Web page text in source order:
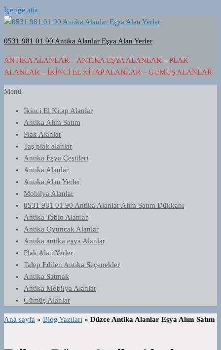
İçeriğe atla
0531 981 01 90 Antika Alanlar Eşya Alan Yerler
ANTIKA ALANLAR – ANTIKA EŞYA ALANLAR – PLAK
ALANLAR – İKINCI EL KITAP ALANLAR – GÜMÜŞ ALANLAR
Menü
İkinci El Kitap Alanlar
Antika Alım Satım
Plak Alanlar
Taş plak alanlar
Antika Eşya Çeşitleri
Antika Alanlar
Antika Alan Yerler
Mobilya Alanlar
0531 981 01 90 Antika Alanlar Alım Satım Dükkanı
Antika Tablo Alanlar
Antika Oyuncak Alanlar
Antika antika eşya Alanlar
Plak Alan Yerler
Talep Edilen Antika Seçenekler
Antika Satmak
Antika Mobilya Alanlar
Gümüş Alanlar
Ana sayfa » Blog Yazıları » Düzce Antika Alanlar Eşya Alım Satım